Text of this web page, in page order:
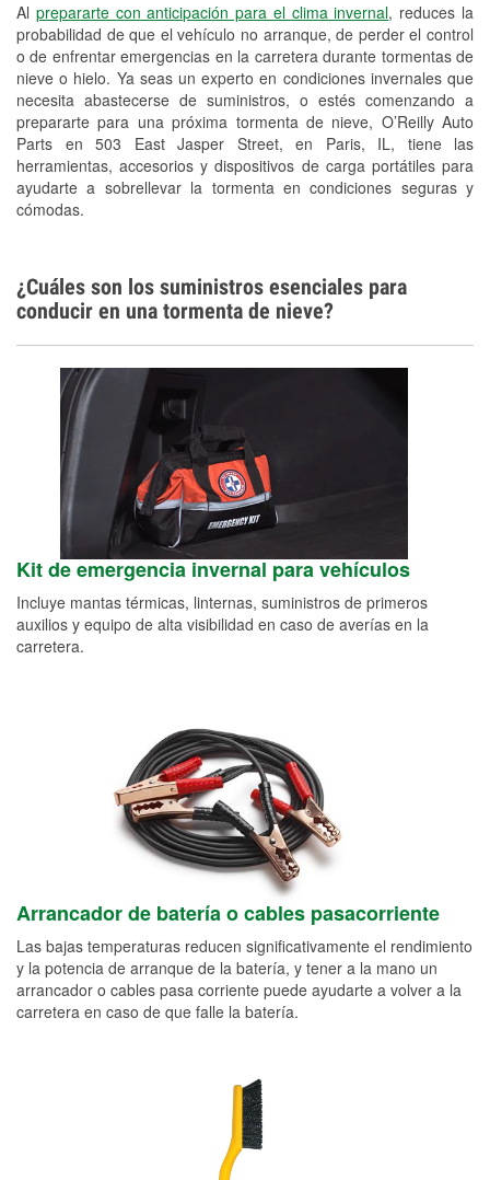
Al prepararte con anticipación para el clima invernal, reduces la
probabilidad de que el vehículo no arranque, de perder el control
o de enfrentar emergencias en la carretera durante tormentas de
nieve o hielo. Ya seas un experto en condiciones invernales que
necesita abastecerse de suministros, o estés comenzando a
prepararte para una próxima tormenta de nieve, O’Reilly Auto
Parts en 503 East Jasper Street, en Paris, IL, tiene las
herramientas, accesorios y dispositivos de carga portátiles para
ayudarte a sobrellevar la tormenta en condiciones seguras y
cómodas.
Mangueras hidráulicas a la medida
Snowstorm Supplies
Tornado Supplies
Conoce más
¿Cuáles son los suministros esenciales para
conducir en una tormenta de nieve?
Kit de emergencia invernal para vehículos
Incluye mantas térmicas, linternas, suministros de primeros
auxilios y equipo de alta visibilidad en caso de averías en la
carretera.
Arrancador de batería o cables pasacorriente
Las bajas temperaturas reducen significativamente el rendimiento
y la potencia de arranque de la batería, y tener a la mano un
arrancador o cables pasa corriente puede ayudarte a volver a la
carretera en caso de que falle la batería.